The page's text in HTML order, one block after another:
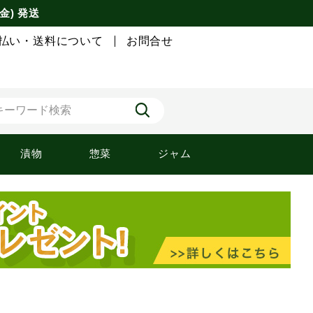
) 発送
い・送料について お問合せ
漬物 惣菜 ジャム